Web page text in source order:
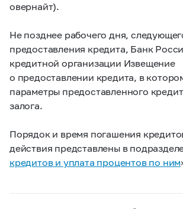
овернайт).
Не позднее рабочего дня,
предоставления кредита, Банк
кредитной организации Извещение
о предоставлении кредита, в
параметры предоставленного
залога.
Порядок и время погашения
действия представлены в
кредитов и уплата процентов по ним